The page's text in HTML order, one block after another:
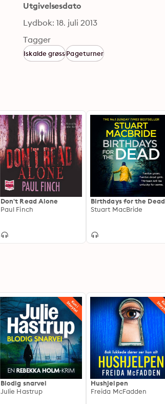
Utgivelsesdato
Lydbok: 18. juli 2013
Tagger
Iskalde grøssPageturner
Don't Read Alone
Paul Finch
Birthdays for the Dead
Stuart MacBride
Blodig snarvei
Julie Hastrup
Hushjelpen
Freida McFadden